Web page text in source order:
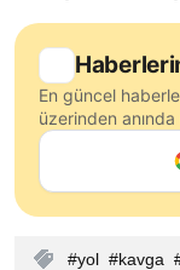
En güncel
üzerinden
yol kavga